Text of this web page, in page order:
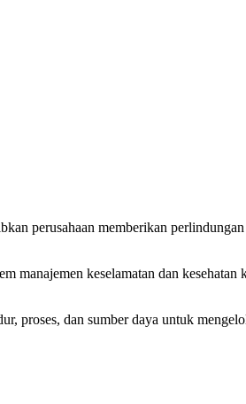
perusahaan memberikan
manajemen keselamatan dan kesehatan
proses, dan sumber daya untuk